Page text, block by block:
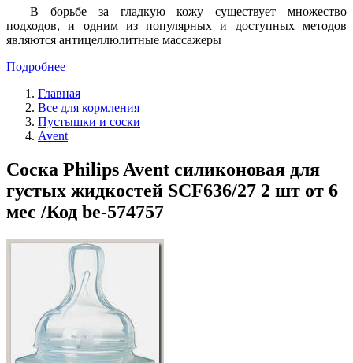
В борьбе за гладкую кожу существует множество
подходов, и одним из популярных и доступных методов
являются антицеллюлитные массажеры
Подробнее
Главная
Все для кормления
Пустышки и соски
Avent
Соска Philips Avent силиконовая для
густых жидкостей SCF636/27 2 шт от 6
мес /Код be-574757